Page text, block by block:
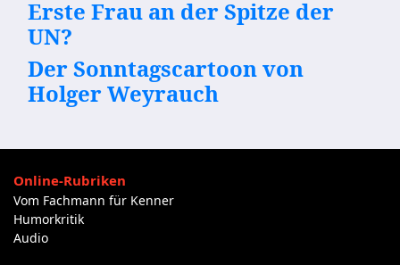
Erste Frau an der Spitze der
UN?
Der Sonntagscartoon von
Holger Weyrauch
Online-Rubriken
Vom Fachmann für Kenner
Humorkritik
Audio